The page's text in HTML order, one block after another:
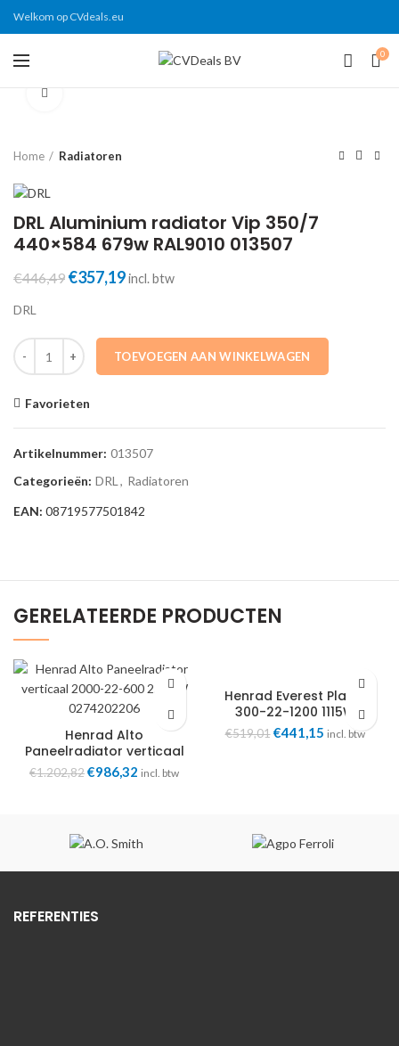
Welkom op CVdeals.eu
0
Home Radiatoren
DRL Aluminium radiator Vip 350/7
440×584 679w RAL9010 013507
€446,49 Oorspronkelijke
€446,49.
€357,19Huidige
€357,19.
incl. btw
DRL
DRL Aluminium radiator Vip 350/7 440x584 679w RAL9010 013507
TOEVOEGEN AAN WINKELWAGEN
Favorieten
Artikelnummer: 013507
Categorieën: DRL, Radiatoren
EAN: 08719577501842
GERELATEERDE PRODUCTEN
Henrad Alto
Paneelradiator verticaal
2000-22-600 2574W
0274202206
€1.202,82Oorspronkelijke
€986,32 Huidige
incl. btw
Henrad Everest Plan 8
300-22-1200 1115W
0652032212
€519,01 Oorspronkelijke
€441,15 Huidige
incl. btw
REFERENTIES